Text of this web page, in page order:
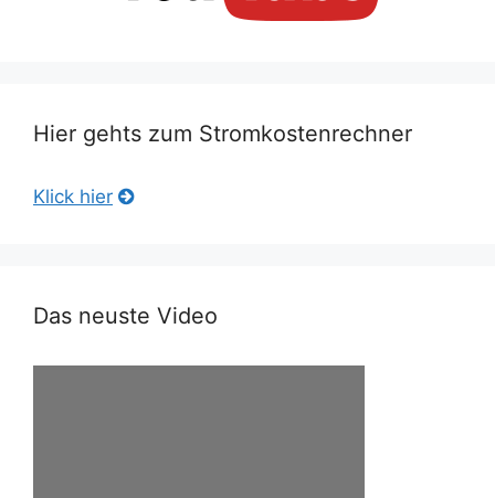
Hier gehts zum Stromkostenrechner
Klick hier
Das neuste Video